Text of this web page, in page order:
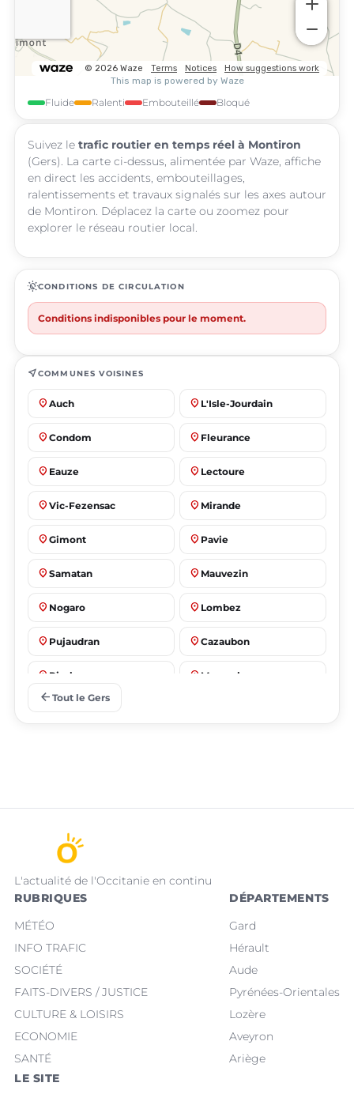
Fluide Ralenti Embouteillé Bloqué
Suivez le trafic routier en temps réel à Montiron
(Gers). La carte ci-dessus, alimentée par Waze, affiche
en direct les accidents, embouteillages,
ralentissements et travaux signalés sur les axes autour
de Montiron. Déplacez la carte ou zoomez pour
explorer le réseau routier local.
routineCONDITIONS DE CIRCULATION
Conditions indisponibles pour le moment.
near_meCOMMUNES VOISINES
place Auch place L'Isle-Jourdain
place Condom place Fleurance
place Eauze place Lectoure
place Vic-Fezensac place Mirande
place Gimont place Pavie
place Samatan place Mauvezin
place Nogaro place Lombez
place Pujaudran place Cazaubon
place Riscle place Masseube
arrow_back Tout le Gers
L'actualité de l'Occitanie en continu
RUBRIQUES
MÉTÉO
INFO TRAFIC
SOCIÉTÉ
FAITS-DIVERS / JUSTICE
CULTURE & LOISIRS
ECONOMIE
SANTÉ
DÉPARTEMENTS
Gard
Hérault
Aude
Pyrénées-Orientales
Lozère
Aveyron
Ariège
LE SITE